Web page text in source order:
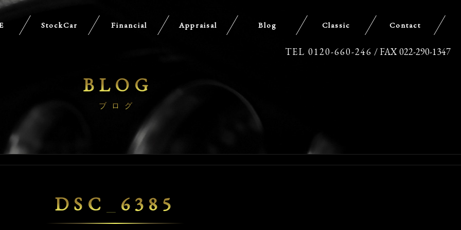
TEL 0120-660-246 / FAX 022-290-1347
StockCar Financial Appraisal Blog Classic Contact
BLOG
ブログ
DSC_6385